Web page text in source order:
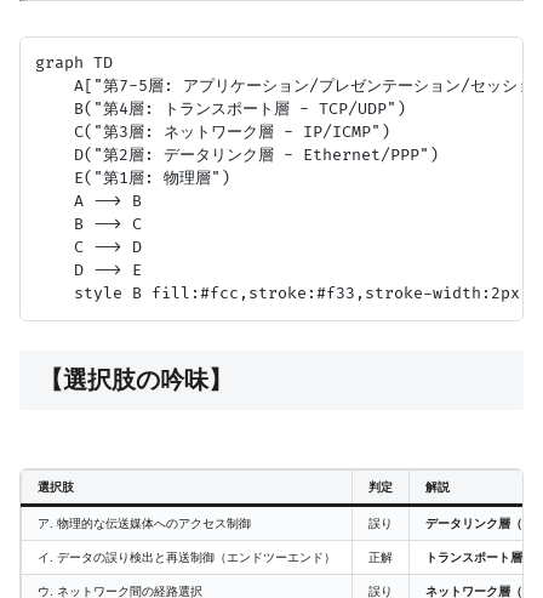
graph TD
A["第7-5層: アプリケーション/プレゼンテーション/セッショ
    B("第4層: トランスポート層 - TCP/UDP")
    C("第3層: ネットワーク層 - IP/ICMP")
    D("第2層: データリンク層 - Ethernet/PPP")
    E("第1層: 物理層")
    A --> B
    B --> C
    C --> D
    D --> E
【選択肢の吟味】
選択肢 判定 解説
ア. 物理的な伝送媒体へのアクセス制御 誤り データリンク層（第
イ. データの誤り検出と再送制御（エンドツーエンド） 正解 トランスポート層（
ウ. ネットワーク間の経路選択 誤り ネットワーク層（第